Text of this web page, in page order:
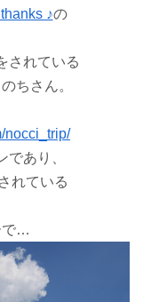
♪の
されている
ちさん。
nocci_trip/
あり、
れている
で…